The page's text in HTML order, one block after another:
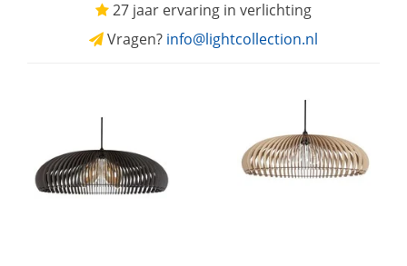
27 jaar ervaring in verlichting
Vragen? info@lightcollection.nl